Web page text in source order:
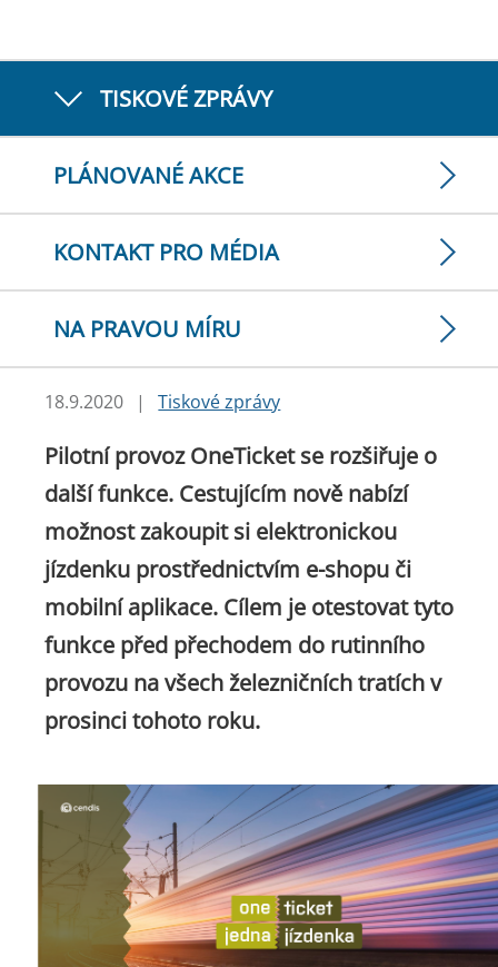
TISKOVÉ ZPRÁVY
PLÁNOVANÉ AKCE
KONTAKT PRO MÉDIA
NA PRAVOU MÍRU
18.9.2020 | Tiskové zprávy
Pilotní provoz OneTicket se rozšiřuje o
další funkce. Cestujícím nově nabízí
možnost zakoupit si elektronickou
jízdenku prostřednictvím e-shopu či
mobilní aplikace. Cílem je otestovat tyto
funkce před přechodem do rutinního
provozu na všech železničních tratích v
prosinci tohoto roku.